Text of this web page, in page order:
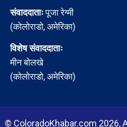
संवाददाताःपूजा रेग्मी
(कोलोराडो, अमेरिका)
विशेष संवाददाताः
मीन बोलखे
(कोलोराडो, अमेरिका)
© ColoradoKhabar.com 2026,